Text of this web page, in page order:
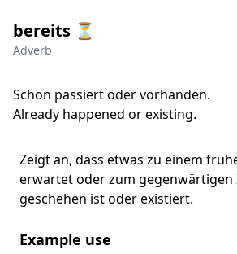
bereits ⏳
Adverb
Schon passiert oder vorhanden.
Already happened or existing.
Zeigt an, dass etwas zu einem
erwartet oder zum gegenwärtigen
geschehen ist oder existiert.
Example use